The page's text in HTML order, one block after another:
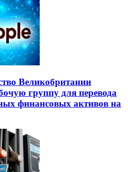
Великобритании
группу для перевода
финансовых активов на